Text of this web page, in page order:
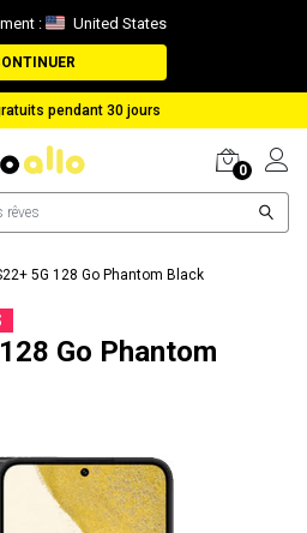
: United States
en cas de perte de colis
0
5G 128 Go Phantom Black
Go Phantom